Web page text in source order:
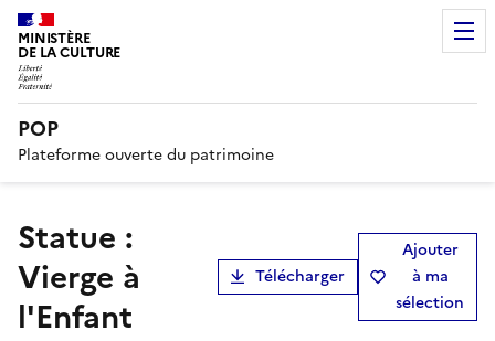
MINISTÈRE
DE LA CULTURE
POP
Plateforme ouverte du patrimoine
statue :
Vierge à
l'Enfant
Télécharger
Ajouter
à ma
sélection